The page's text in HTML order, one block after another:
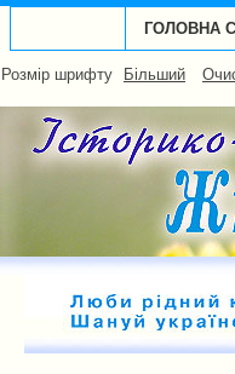
ГОЛОВНА
Розмір шрифту Більший